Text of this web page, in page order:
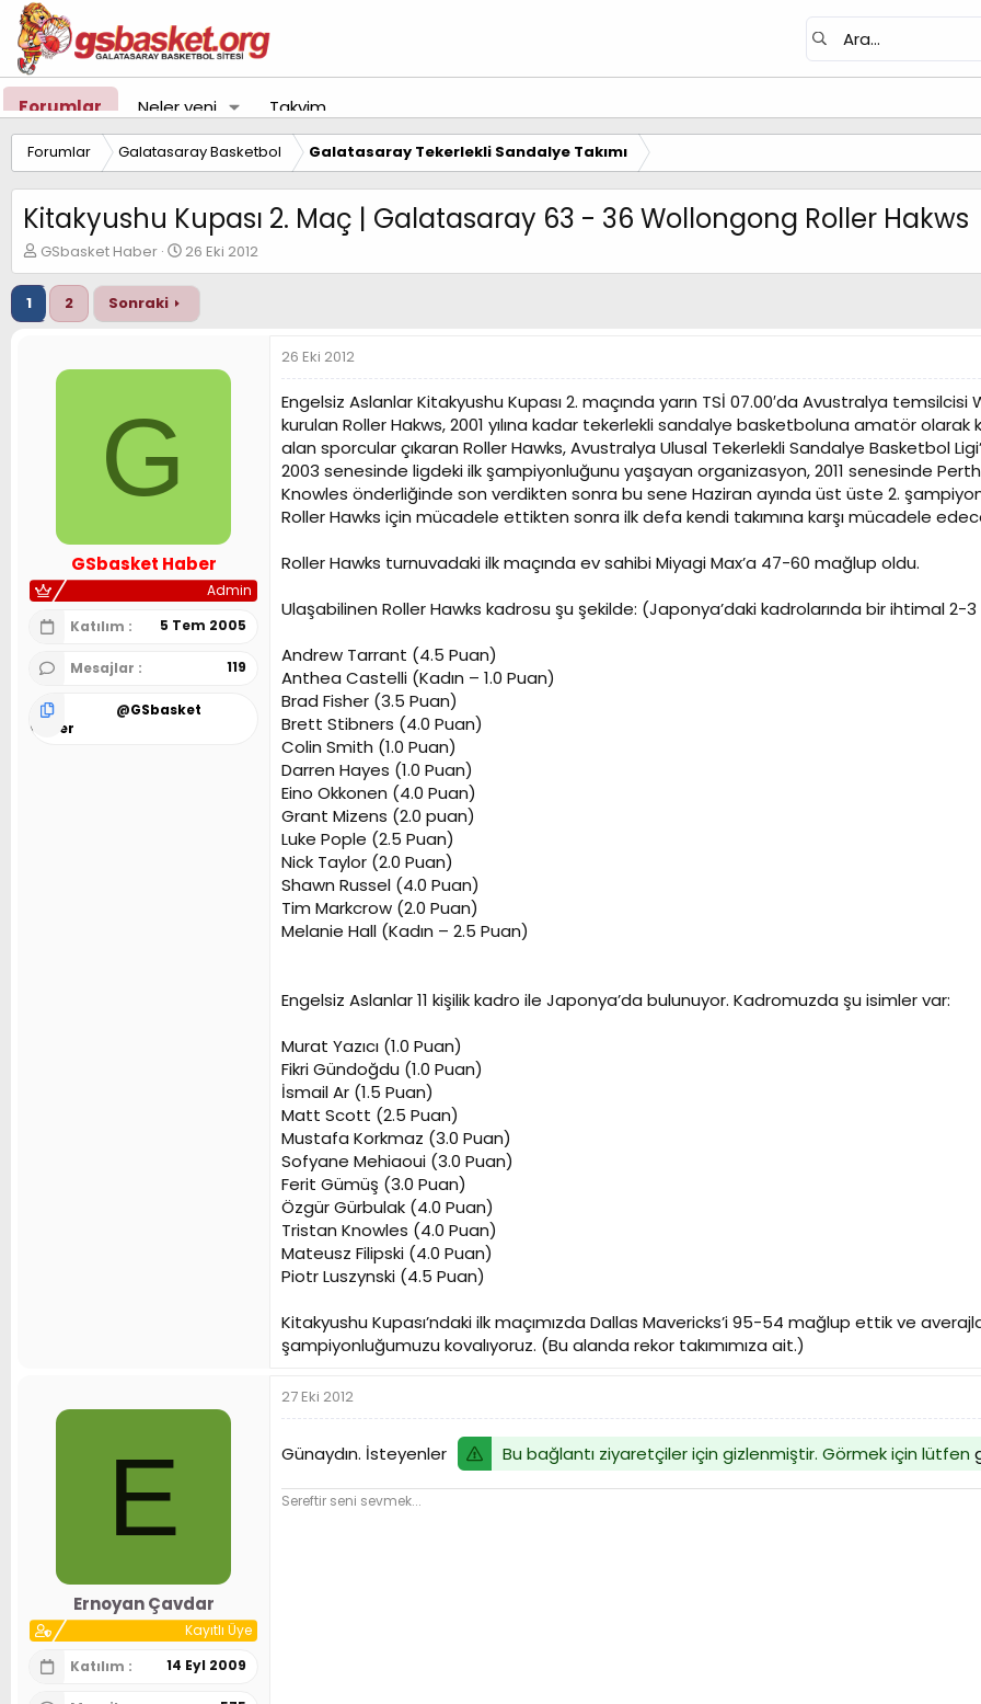
Forumlar Neler yeni Takvim
Forumlar Galatasaray Basketbol Galatasaray Tekerlekli Sandalye Takımı
Kitakyushu Kupası 2. Maç | Galatasaray 63 - 36 Wollongong Roller Hakws
K
o
n
u
y
GSbasket Haber
B
a
ş
a
g
26 Eki 2012
1 2 Sonraki
G
GSbasket Haber
Admin
Katılım
5 Tem 2005
Mesajlar 119
@GSbasket
Haber
26 Eki 2012
Engelsiz Aslanlar Kitakyushu Kupası 2. maçında yarın TSİ 07.00′da Avustralya temsilcisi
kurulan Roller Hakws, 2001 yılına kadar tekerlekli sandalye basketboluna amatör olarak
alan sporcular çıkaran Roller Hawks, Avustralya Ulusal Tekerlekli Sandalye Basketbol
2003 senesinde ligdeki ilk şampiyonluğunu yaşayan organizasyon, 2011 senesinde
Knowles önderliğinde son verdikten sonra bu sene Haziran ayında üst üste 2.
Roller Hawks için mücadele ettikten sonra ilk defa kendi takımına karşı mücadele
Roller Hawks turnuvadaki ilk maçında ev sahibi Miyagi Max’a 47-60 mağlup oldu.
Ulaşabilinen Roller Hawks kadrosu şu şekilde: (Japonya’daki kadrolarında bir ihtimal 2-3
Andrew Tarrant (4.5 Puan)
Anthea Castelli (Kadın – 1.0 Puan)
Brad Fisher (3.5 Puan)
Brett Stibners (4.0 Puan)
Colin Smith (1.0 Puan)
Darren Hayes (1.0 Puan)
Eino Okkonen (4.0 Puan)
Grant Mizens (2.0 puan)
Luke Pople (2.5 Puan)
Nick Taylor (2.0 Puan)
Shawn Russel (4.0 Puan)
Tim Markcrow (2.0 Puan)
Melanie Hall (Kadın – 2.5 Puan)
Engelsiz Aslanlar 11 kişilik kadro ile Japonya’da bulunuyor. Kadromuzda şu isimler var:
Murat Yazıcı (1.0 Puan)
Fikri Gündoğdu (1.0 Puan)
İsmail Ar (1.5 Puan)
Matt Scott (2.5 Puan)
Mustafa Korkmaz (3.0 Puan)
Sofyane Mehiaoui (3.0 Puan)
Ferit Gümüş (3.0 Puan)
Özgür Gürbulak (4.0 Puan)
Tristan Knowles (4.0 Puan)
Mateusz Filipski (4.0 Puan)
Piotr Luszynski (4.5 Puan)
Kitakyushu Kupası’ndaki ilk maçımızda Dallas Mavericks’i 95-54 mağlup ettik ve
şampiyonluğumuzu kovalıyoruz. (Bu alanda rekor takımımıza ait.)
E
Ernoyan Çavdar
Kayıtlı Üye
Katılım
14 Eyl 2009
27 Eki 2012
Günaydın. İsteyenler Bu bağlantı ziyaretçiler için gizlenmiştir. Görmek için lütfen
Sereftir seni sevmek...